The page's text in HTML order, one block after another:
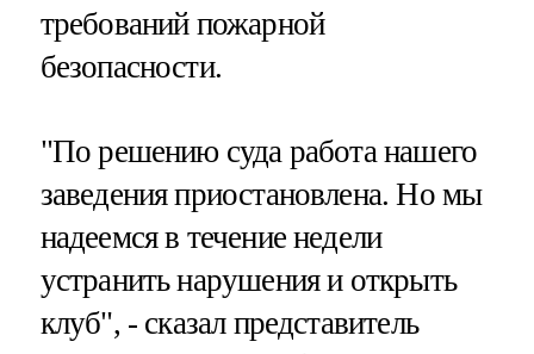
требований пожарной
безопасности.
"По решению суда работа нашего
заведения приостановлена. Но мы
надеемся в течение недели
устранить нарушения и открыть
клуб", - сказал представитель